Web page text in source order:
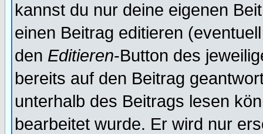
kannst du nur deine eigenen
einen Beitrag editieren
den Editieren-Button des
bereits auf den Beitrag
unterhalb des Beitrags lesen
bearbeitet wurde. Er wird nur